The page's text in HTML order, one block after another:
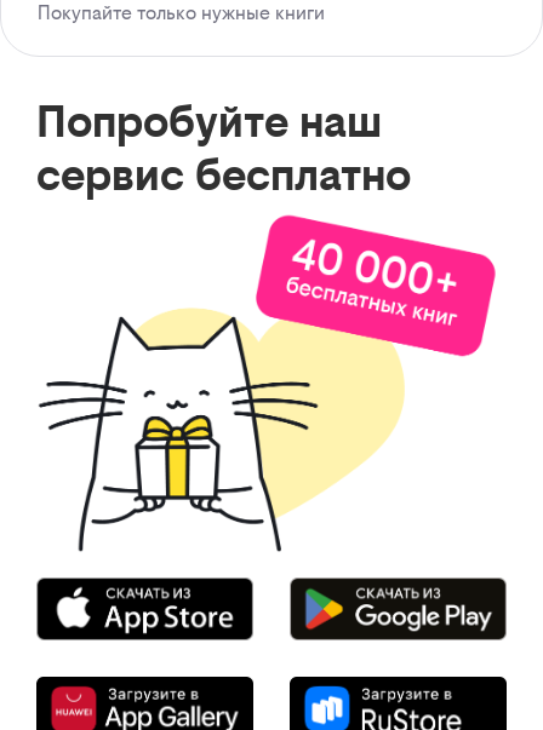
Покупайте только нужные книги
Попробуйте наш
сервис бесплатно